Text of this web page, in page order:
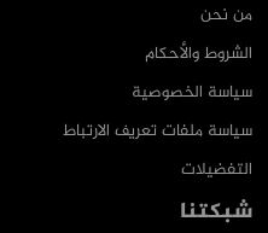
من نحن
الشروط والأحكام
سياسة الخصوصية
سياسة ملفات تعريف الارتباط
التفضيلات
شبكتنا